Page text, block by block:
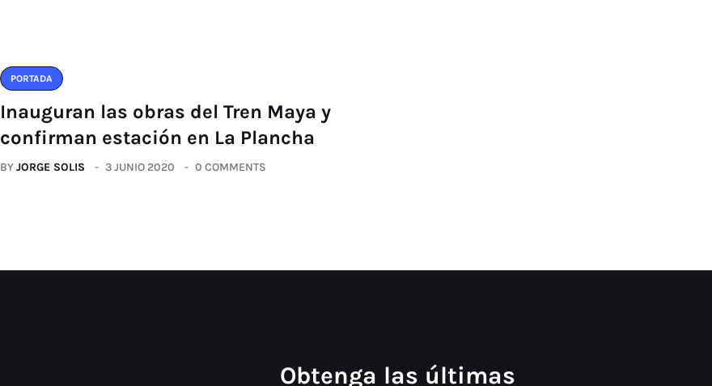
PORTADA
Inauguran las obras del Tren Maya y
confirman estación en La Plancha
BYJORGE SOLIS 3 JUNIO 2020 0 COMMENTS
Obtenga las últimas